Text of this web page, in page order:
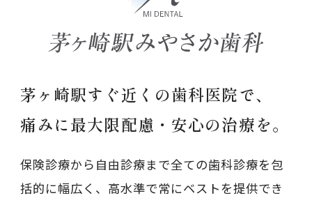
茅ヶ崎駅すぐ近くの歯科医院で、
痛みに最大限配慮・安心の治療を。
保険診療から自由診療まで全ての歯科診療を包
括的に幅広く、高水準で常にベストを提供でき